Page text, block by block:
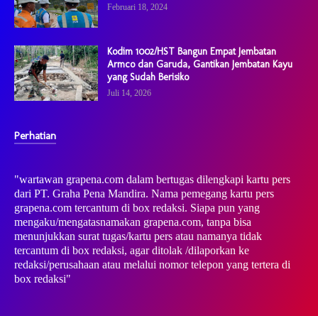
Februari 18, 2024
Kodim 1002/HST Bangun Empat Jembatan
Armco dan Garuda, Gantikan Jembatan Kayu
yang Sudah Berisiko
Juli 14, 2026
Perhatian
"wartawan grapena.com dalam bertugas dilengkapi kartu pers
dari PT. Graha Pena Mandira. Nama pemegang kartu pers
grapena.com tercantum di box redaksi. Siapa pun yang
mengaku/mengatasnamakan grapena.com, tanpa bisa
menunjukkan surat tugas/kartu pers atau namanya tidak
tercantum di box redaksi, agar ditolak /dilaporkan ke
redaksi/perusahaan atau melalui nomor telepon yang tertera di
box redaksi"